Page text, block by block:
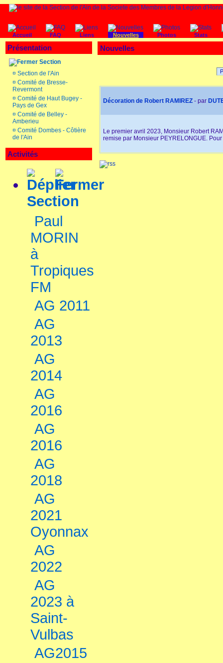
Accueil FAQ Liens Nouvelles Photos Stats
Présentation
Section
¤ Section de l'Ain
¤ Comité de Bresse-
Revermont
¤ Comité de Haut Bugey -
Pays de Gex
¤ Comité de Belley -
Amberieu
¤ Comité Dombes - Côtière
de l'Ain
Activités
Section
Paul
MORIN
à
Tropiques
FM
AG 2011
AG
2013
AG
2014
AG
2016
AG
2016
AG
2018
AG
2021
Oyonnax
AG
2022
AG
2023 à
Saint-
Vulbas
AG2015
Nouvelles
Décoration de Robert RAMIREZ - par
Le premier avril 2023, Monsieur Robert
remise par Monsieur PEYRELONGUE.